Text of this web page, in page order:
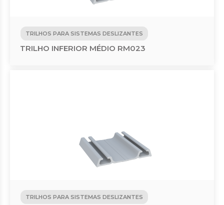
TRILHOS PARA SISTEMAS DESLIZANTES
TRILHO INFERIOR MÉDIO RM023
TRILHOS PARA SISTEMAS DESLIZANTES